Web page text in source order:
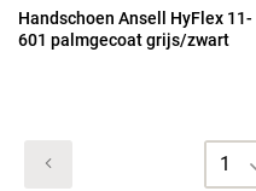
Handschoen Ansell HyFlex 11-
601 palmgecoat grijs/zwart
1